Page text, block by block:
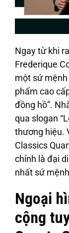
Ngay từ khi
Frederique
một sứ
phẩm cao
đồng hồ”.
qua slogan
thương hiệu.
Classics
chính là đại
nhất sứ
Ngoại
cộng